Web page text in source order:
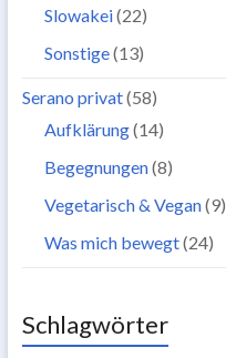
Slowakei(22)
Sonstige(13)
Serano privat(58)
Aufklärung(14)
Begegnungen(8)
Vegetarisch & Vegan(9)
Was mich bewegt(24)
Schlagwörter